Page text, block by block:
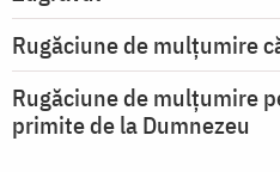
Rugăciune de mulţumire
Rugăciune de mulțumire
primite de la Dumnezeu